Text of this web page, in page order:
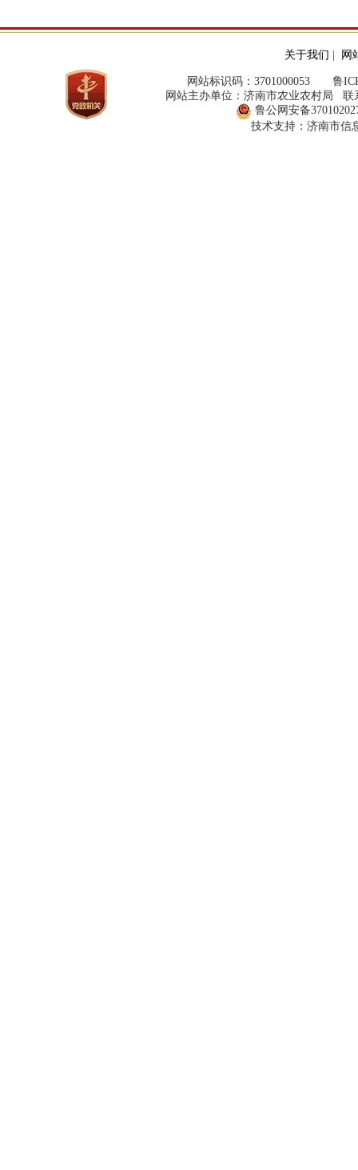
关于我们 网
网站标识码：3701000053 鲁
网站主办单位：济南市农业农村局 联
鲁公网安备
技术支持：济南市信